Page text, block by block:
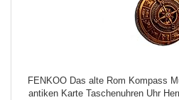
FENKOO Das alte Rom Kompass
antiken Karte Taschenuhren Uhr